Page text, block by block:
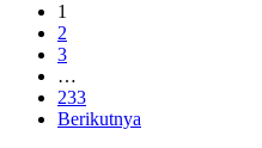
1
2
3
…
233
Berikutnya